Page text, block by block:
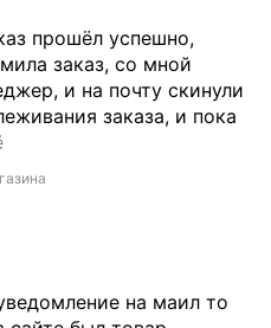
прошёл успешно,
заказ, со мной
и на почту скинули
заказа, и пока
на маил то